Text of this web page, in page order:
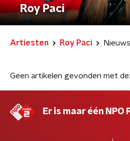
Roy Paci
Artiesten Roy Paci Nieuws
Geen artikelen gevonden met
Er is maar één NPO